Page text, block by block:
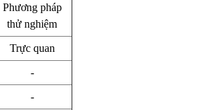
Phương pháp
thử nghiệm
Trực quan
-
-